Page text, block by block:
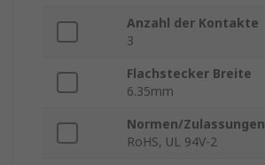
Anzahl der Kontakte
3
Flachstecker Breite
6.35mm
Normen/Zulassungen
RoHS, UL 94V-2